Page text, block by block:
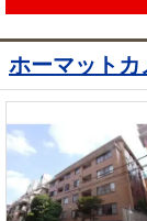
ホーマットカ